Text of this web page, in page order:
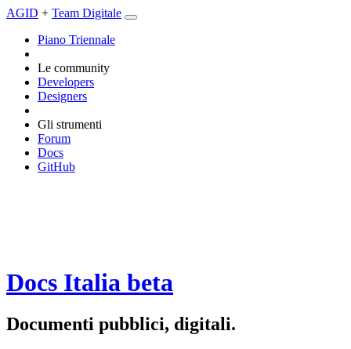
AGID + Team Digitale
Piano Triennale
Le community
Developers
Designers
Gli strumenti
Forum
Docs
GitHub
Docs Italia beta
Documenti pubblici, digitali.